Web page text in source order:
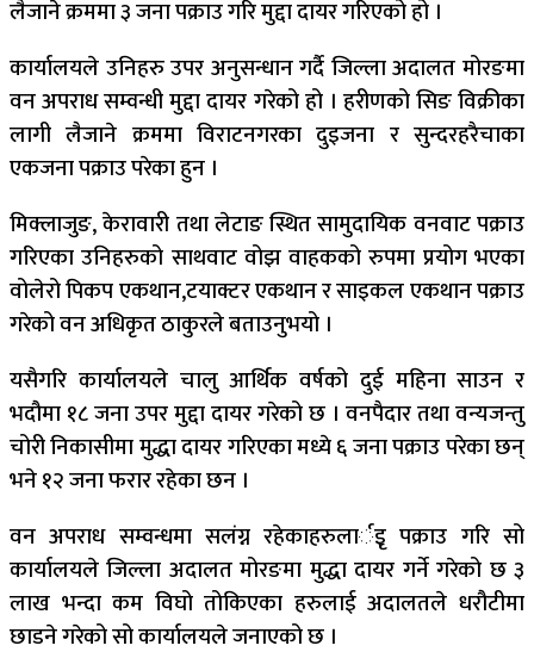
लैजाने क्रममा ३ जना पक्राउ गरि मुद्दा दायर गरिएको हो ।
कार्यालयले उनिहरु उपर अनुसन्धान गर्दै जिल्ला अदालत मोरङमा
वन अपराध सम्वन्धी मुद्दा दायर गरेको हो । हरीणको सिङ विक्रीका
लागी लैजाने क्रममा विराटनगरका दुइजना र सुन्दरहरैचाका
एकजना पक्राउ परेका हुन ।
मिक्लाजुङ, केरावारी तथा लेटाङ स्थित सामुदायिक वनवाट पक्राउ
गरिएका उनिहरुको साथवाट वोझ वाहकको रुपमा प्रयोग भएका
वोलेरो पिकप एकथान,टयाक्टर एकथान र साइकल एकथान पक्राउ
गरेको वन अधिकृत ठाकुरले बताउनुभयो ।
यसैगरि कार्यालयले चालु आर्थिक वर्षको दुई महिना साउन र
भदौमा १८ जना उपर मुद्दा दायर गरेको छ । वनपैदार तथा वन्यजन्तु
चोरी निकासीमा मुद्धा दायर गरिएका मध्ये ६ जना पक्राउ परेका छन्
भने १२ जना फरार रहेका छन ।
वन अपराध सम्वन्धमा सलंग्न रहेकाहरुलार्इृ पक्राउ गरि सो
कार्यालयले जिल्ला अदालत मोरङमा मुद्धा दायर गर्ने गरेको छ ३
लाख भन्दा कम विघो तोकिएका हरुलाई अदालतले धरौटीमा
छाडने गरेको सो कार्यालयले जनाएको छ ।